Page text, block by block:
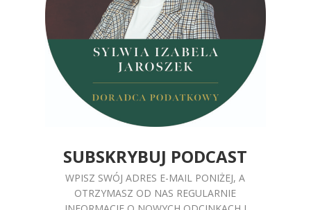
SUBSKRYBUJ PODCAST
WPISZ SWÓJ ADRES E-MAIL PONIŻEJ, A
OTRZYMASZ OD NAS REGULARNIE